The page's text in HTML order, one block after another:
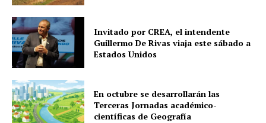
o
Invitado por CREA, el intendente
Guillermo De Rivas viaja este sábado a
Estados Unidos
En octubre se desarrollarán las
Terceras Jornadas académico-
científicas de Geografía